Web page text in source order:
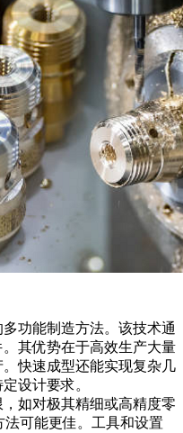
功能制造方法。该技术通
其优势在于高效生产大量
快速成型还能实现复杂几
设计要求。
如对极其精细或高精度零
可能更佳。工具和设置